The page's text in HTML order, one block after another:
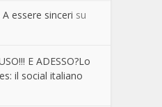
essere sinceri su
E ADESSO?Lo
il social italiano